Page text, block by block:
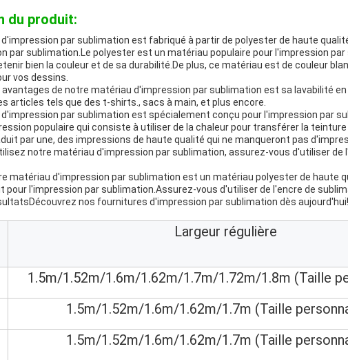
du produit:
par sublimation est fabriqué à partir de polyester de haute
par sublimation.Le polyester est un matériau populaire pour l'impression
bien la couleur et de sa durabilité.De plus, ce matériau est de couleur
vos dessins.
avantages de notre matériau d'impression par sublimation est sa lavabilité
articles tels que des t-shirts., sacs à main, et plus encore.
par sublimation est spécialement conçu pour l'impression par
populaire qui consiste à utiliser de la chaleur pour transférer la
par une, des impressions de haute qualité qui ne manqueront pas
notre matériau d'impression par sublimation, assurez-vous d'utiliser de
matériau d'impression par sublimation est un matériau polyester de haute
pour l'impression par sublimation.Assurez-vous d'utiliser de l'encre de
nos fournitures d'impression par sublimation dès aujourd'hui!
Largeur régulière
1.5m/1.52m/1.6m/1.62m/1.7m/1.72m/1.8m (Taille
1.5m/1.52m/1.6m/1.62m/1.7m (Taille
1.5m/1.52m/1.6m/1.62m/1.7m (Taille